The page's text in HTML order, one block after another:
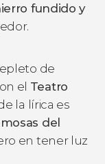
fundido y
de
el Teatro
la lírica es
del
en tener luz